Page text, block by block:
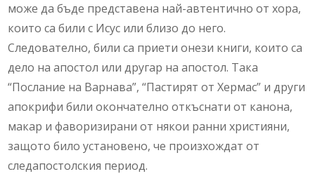
може да бъде представена най-автентично от хора,
които са били с Исус или близо до него.
Следователно, били са приети онези книги, които са
дело на апостол или другар на апостол. Така
“Послание на Варнава”, “Пастирят от Хермас” и други
апокрифи били окончателно откъснати от канона,
макар и фаворизирани от някои ранни християни,
защото било установено, че произхождат от
следапостолския период.